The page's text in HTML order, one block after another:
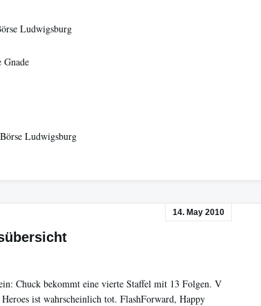
Ludwigsburg
Gnade
Ludwigsburg
14. May 2010
Chuck bekommt eine vierte Staffel mit 13 Folgen. V
ist wahrscheinlich tot. FlashForward, Happy